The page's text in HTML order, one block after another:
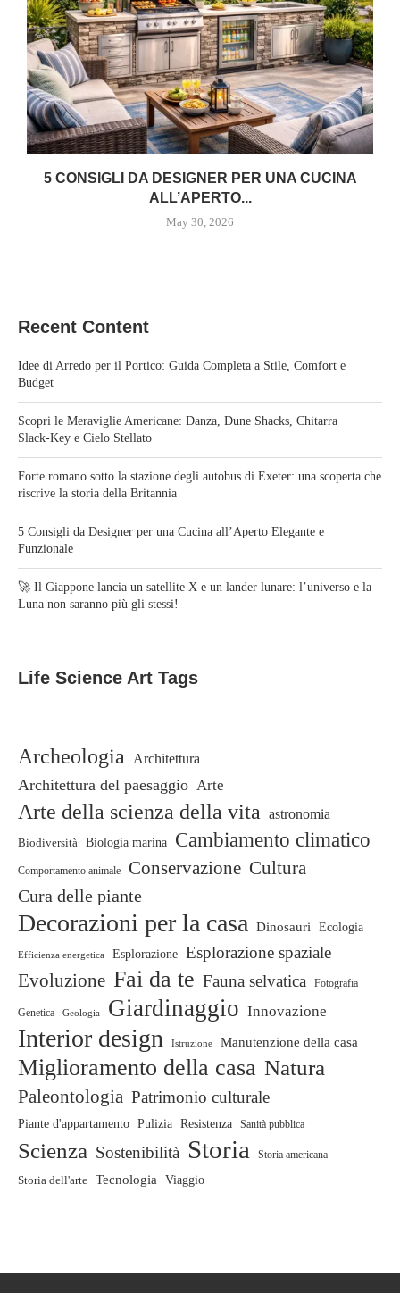
5 CONSIGLI DA DESIGNER PER UNA CUCINA
ALL’APERTO...
May 30, 2026
Recent Content
Idee di Arredo per il Portico: Guida Completa a Stile, Comfort e
Budget
Scopri le Meraviglie Americane: Danza, Dune Shacks, Chitarra
Slack‑Key e Cielo Stellato
Forte romano sotto la stazione degli autobus di Exeter: una scoperta che
riscrive la storia della Britannia
5 Consigli da Designer per una Cucina all’Aperto Elegante e
Funzionale
🚀 Il Giappone lancia un satellite X e un lander lunare: l’universo e la
Luna non saranno più gli stessi!
Life Science Art Tags
Archeologia Architettura
Architettura del paesaggio Arte
Arte della scienza della vita astronomia
Biodiversità Biologia marina Cambiamento climatico
Comportamento animale Conservazione Cultura
Cura delle piante
Decorazioni per la casa Dinosauri Ecologia
Efficienza energetica Esplorazione Esplorazione spaziale
Evoluzione Fai da te Fauna selvatica Fotografia
Genetica Geologia Giardinaggio Innovazione
Interior design Istruzione Manutenzione della casa
Miglioramento della casa Natura
Paleontologia Patrimonio culturale
Piante d'appartamento Pulizia Resistenza Sanità pubblica
Scienza Sostenibilità Storia Storia americana
Storia dell'arte Tecnologia Viaggio